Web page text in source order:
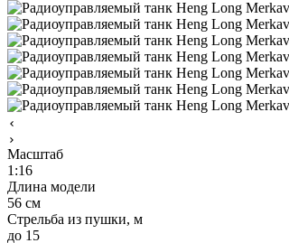
Масштаб
1:16
Длина модели
56 см
Стрельба из пушки, м
до 15